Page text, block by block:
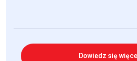
Dowiedz się